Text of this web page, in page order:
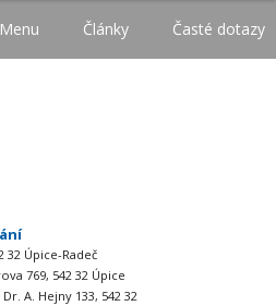
Menu Články Časté dotazy
32 Úpice-Radeč
769, 542 32 Úpice
Dr. A. Hejny 133, 542 32